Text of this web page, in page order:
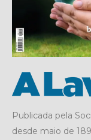
Publicada pela
desde maio de